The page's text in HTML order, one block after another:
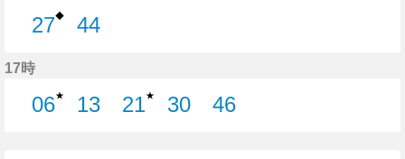
27◆
44
17時
06★
13
21★
30
46